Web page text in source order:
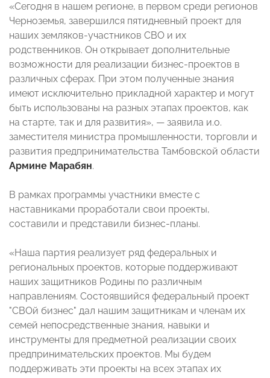
«Сегодня в нашем регионе, в первом среди регионов
Черноземья, завершился пятидневный проект для
наших земляков-участников СВО и их
родственников. Он открывает дополнительные
возможности для реализации бизнес-проектов в
различных сферах. При этом полученные знания
имеют исключительно прикладной характер и могут
быть использованы на разных этапах проектов, как
на старте, так и для развития», — заявила и.о.
заместителя министра промышленности, торговли и
развития предпринимательства Тамбовской области
Армине Марабян.
В рамках программы участники вместе с
наставниками проработали свои проекты,
составили и представили бизнес-планы.
«Наша партия реализует ряд федеральных и
региональных проектов, которые поддерживают
наших защитников Родины по различным
направлениям. Состоявшийся федеральный проект
"СВОй бизнес" дал нашим защитникам и членам их
семей непосредственные знания, навыки и
инструменты для предметной реализации своих
предпринимательских проектов. Мы будем
поддерживать эти проекты на всех этапах их